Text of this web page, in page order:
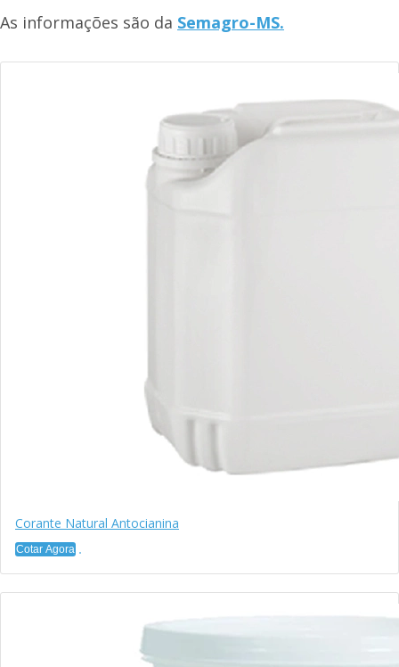
As informações são da Semagro-MS.
Corante Natural Antocianina
Cotar Agora